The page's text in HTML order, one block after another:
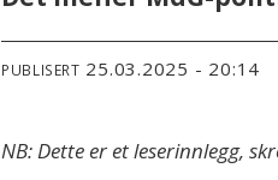
PUBLISERT 25.03.2025 - 20:14
NB: Dette er et leserinnlegg,